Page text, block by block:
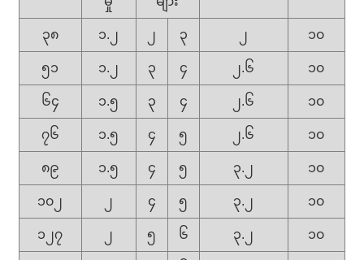
၃၈ ၁.၂ ၂ ၃ ၂ ၁၀
၅၁ ၁.၂ ၃ ၄ ၂.၆ ၁၀
၆၄ ၁.၅ ၃ ၄ ၂.၆ ၁၀
၇၆ ၁.၅ ၄ ၅ ၂.၆ ၁၀
၈၉ ၁.၅ ၄ ၅ ၃.၂ ၁၀
၁၀၂ ၂ ၄ ၅ ၃.၂ ၁၀
၁၂၇ ၂ ၅ ၆ ၃.၂ ၁၀